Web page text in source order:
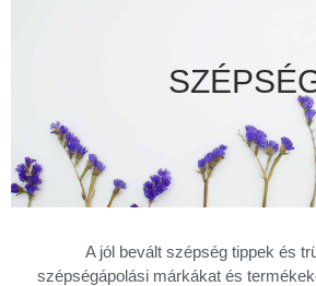
A jól bevált szépség tippek és
szépségápolási márkákat és